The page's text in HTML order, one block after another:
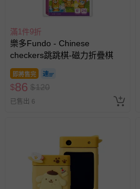
滿1件9折
樂多Fundo - Chinese
checkers跳跳棋-磁力折疊棋
即將售完
$86 $120
已售出 6